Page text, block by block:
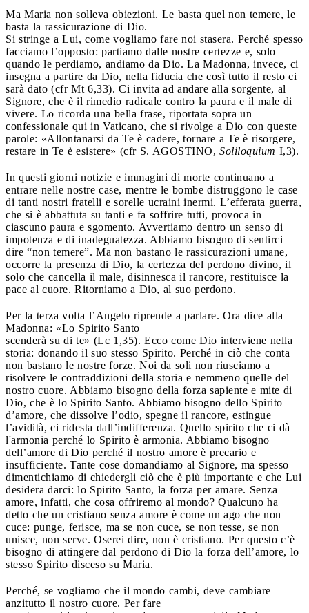
Ma Maria non solleva obiezioni. Le basta quel non temere, le
basta la rassicurazione di Dio.
Si stringe a Lui, come vogliamo fare noi stasera. Perché spesso
facciamo l’opposto: partiamo dalle nostre certezze e, solo
quando le perdiamo, andiamo da Dio. La Madonna, invece, ci
insegna a partire da Dio, nella fiducia che così tutto il resto ci
sarà dato (cfr Mt 6,33). Ci invita ad andare alla sorgente, al
Signore, che è il rimedio radicale contro la paura e il male di
vivere. Lo ricorda una bella frase, riportata sopra un
confessionale qui in Vaticano, che si rivolge a Dio con queste
parole: «Allontanarsi da Te è cadere, tornare a Te è risorgere,
restare in Te è esistere» (cfr S. AGOSTINO, Soliloquium I,3).
In questi giorni notizie e immagini di morte continuano a
entrare nelle nostre case, mentre le bombe distruggono le case
di tanti nostri fratelli e sorelle ucraini inermi. L’efferata guerra,
che si è abbattuta su tanti e fa soffrire tutti, provoca in
ciascuno paura e sgomento. Avvertiamo dentro un senso di
impotenza e di inadeguatezza. Abbiamo bisogno di sentirci
dire “non temere”. Ma non bastano le rassicurazioni umane,
occorre la presenza di Dio, la certezza del perdono divino, il
solo che cancella il male, disinnesca il rancore, restituisce la
pace al cuore. Ritorniamo a Dio, al suo perdono.
Per la terza volta l’Angelo riprende a parlare. Ora dice alla
Madonna: «Lo Spirito Santo
scenderà su di te» (Lc 1,35). Ecco come Dio interviene nella
storia: donando il suo stesso Spirito. Perché in ciò che conta
non bastano le nostre forze. Noi da soli non riusciamo a
risolvere le contraddizioni della storia e nemmeno quelle del
nostro cuore. Abbiamo bisogno della forza sapiente e mite di
Dio, che è lo Spirito Santo. Abbiamo bisogno dello Spirito
d’amore, che dissolve l’odio, spegne il rancore, estingue
l’avidità, ci ridesta dall’indifferenza. Quello spirito che ci dà
l'armonia perché lo Spirito è armonia. Abbiamo bisogno
dell’amore di Dio perché il nostro amore è precario e
insufficiente. Tante cose domandiamo al Signore, ma spesso
dimentichiamo di chiedergli ciò che è più importante e che Lui
desidera darci: lo Spirito Santo, la forza per amare. Senza
amore, infatti, che cosa offriremo al mondo? Qualcuno ha
detto che un cristiano senza amore è come un ago che non
cuce: punge, ferisce, ma se non cuce, se non tesse, se non
unisce, non serve. Oserei dire, non è cristiano. Per questo c’è
bisogno di attingere dal perdono di Dio la forza dell’amore, lo
stesso Spirito disceso su Maria.
Perché, se vogliamo che il mondo cambi, deve cambiare
anzitutto il nostro cuore. Per fare